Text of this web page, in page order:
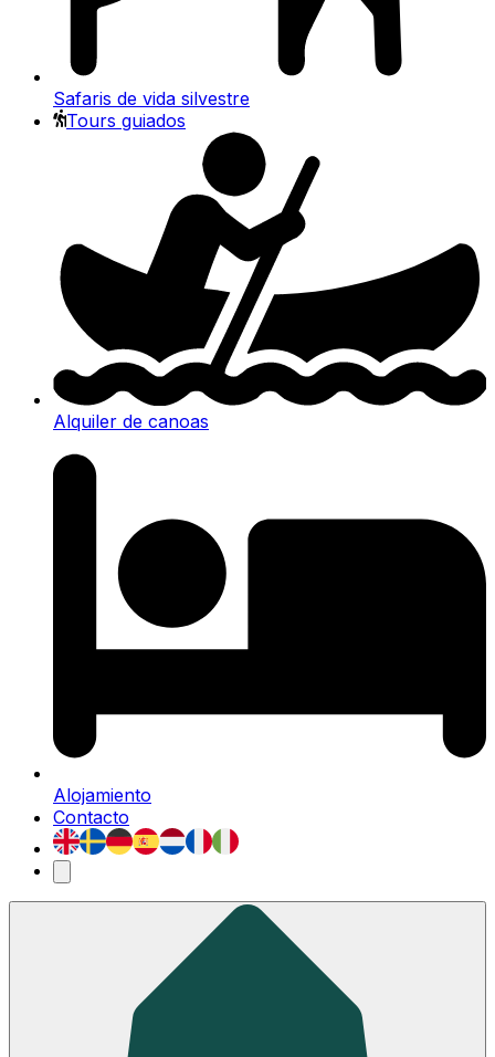
Safaris de vida silvestre
Tours guiados
Alquiler de canoas
Alojamiento
Contacto